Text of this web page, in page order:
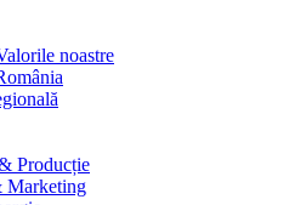
noastre
Producție
Marketing